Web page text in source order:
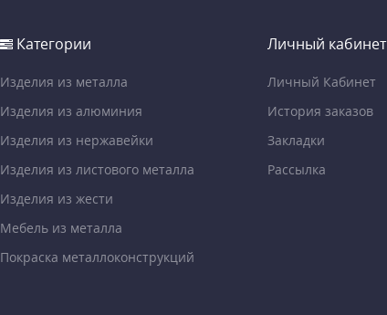
Категории
Изделия из металла
Изделия из алюминия
Изделия из нержавейки
Изделия из листового металла
Изделия из жести
Мебель из металла
Покраска металлоконструкций
Личный кабинет
Личный Кабинет
История заказов
Закладки
Рассылка